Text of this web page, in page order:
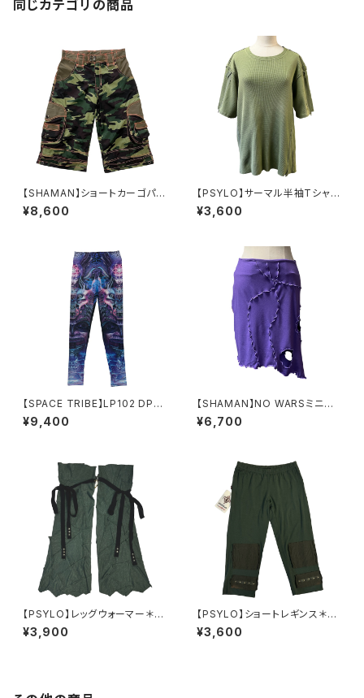
同じカテゴリの商品
【SHAMAN】ショートカーゴパン
ツ-ARMY
¥8,600
【PSYLO】サーマル半袖Tシャツ
＊Sham Tee S/S
¥3,600
【SPACE TRIBE】LP102 DP02
7V：サブリミナルレギンスViole
t Foxy Lady-S/Mサイズ
¥9,400
【SHAMAN】NO WARSミニス
カート-パープル
¥6,700
【PSYLO】レッグウォーマー＊A
bstract Peco Legwarmers
¥3,900
【PSYLO】ショートレギンス＊Sh
ort Leggings-アーミー
¥3,600